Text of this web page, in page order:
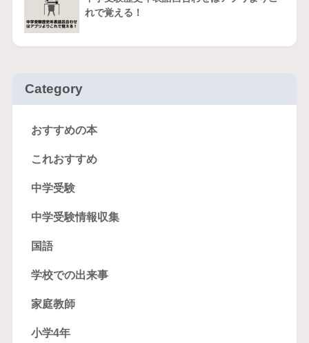
れで覚える！
Category
おすすめの本
これおすすめ
中学受験
中学受験情報収集
国語
学校での出来事
家庭教師
小学4年